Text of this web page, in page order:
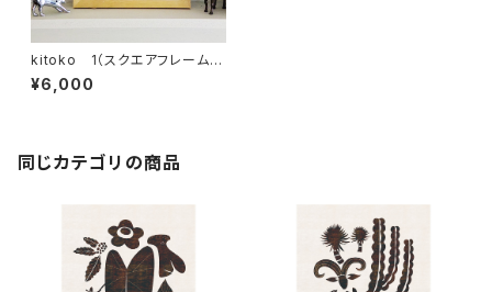
kitoko 1（スクエアフレーム
付・サイン入り）
¥6,000
同じカテゴリの商品